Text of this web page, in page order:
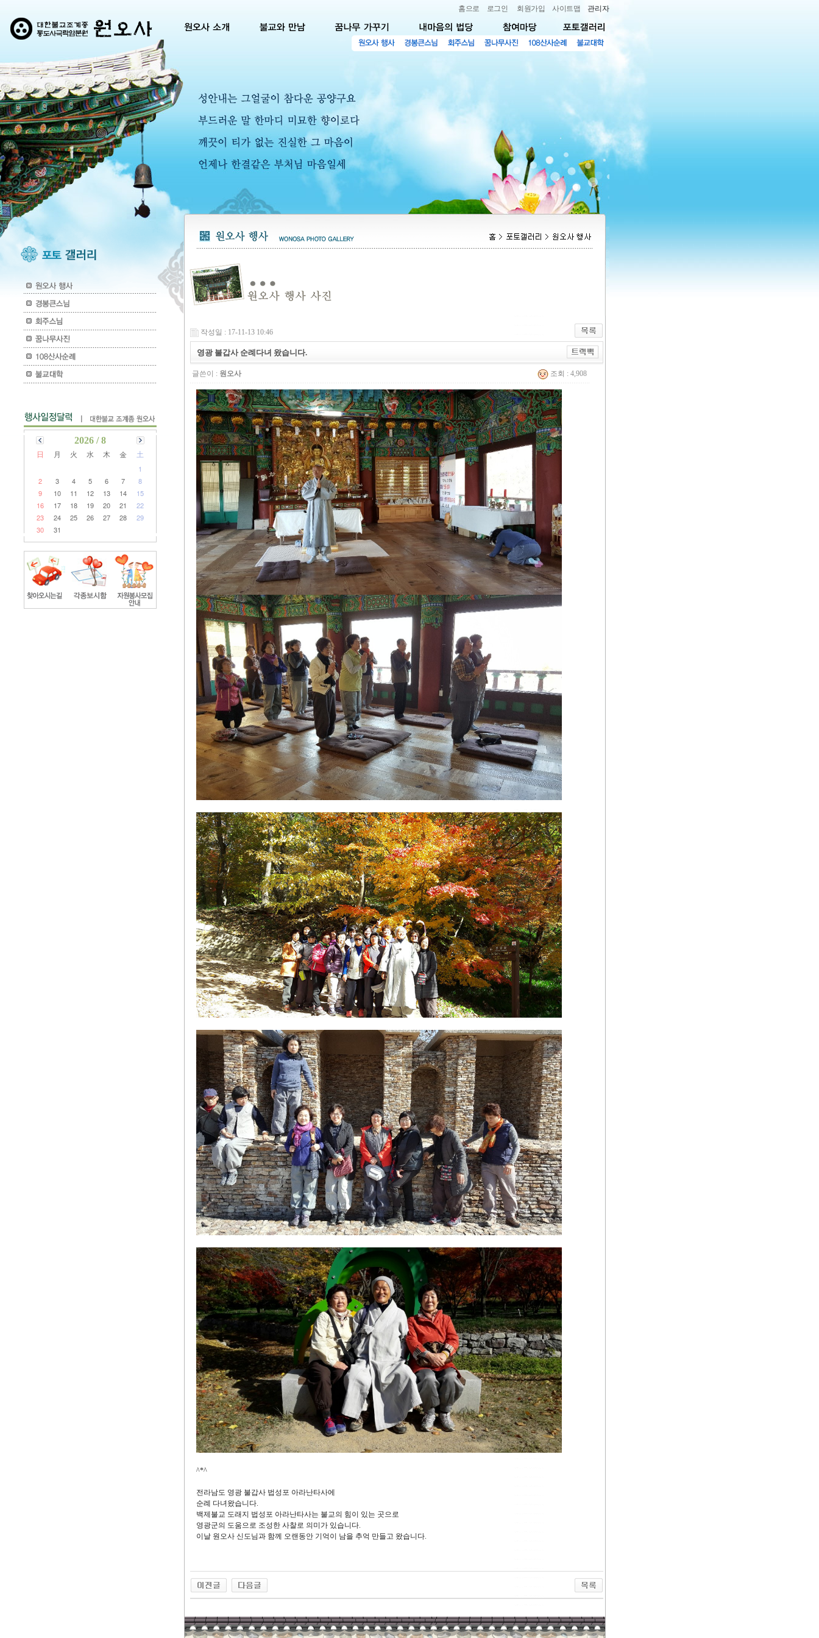
홈으로 로그인 회원가입 사이트맵 관리자
2026 / 8
日 月 火 水 木 金 土
1
2
3 4 5 6 7
8
9
10 11 12 13 14
15
16
17 18 19 20 21
22
23
24 25 26 27 28
29
30
31
작성일 : 17-11-13 10:46
영광 불갑사 순례다녀 왔습니다.
글쓴이 : 원오사 조회 : 4,908
^*^
전라남도 영광 불갑사 법성포 아라난타사에
순례 다녀왔습니다.
백제불교 도래지 법성포 아라난타사는 불교의 힘이 있는 곳으로
영광군의 도움으로 조성한 사찰로 의미가 있습니다.
이날 원오사 신도님과 함께 오랜동안 기억이 남을 추억 만들고 왔습니다.